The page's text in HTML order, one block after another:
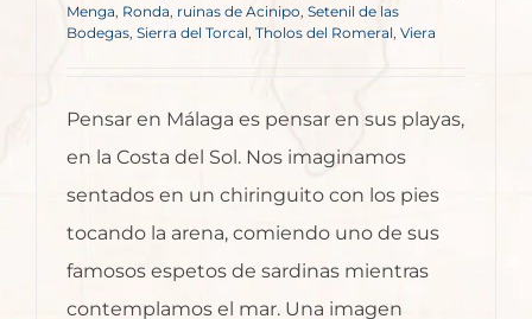
Menga Ronda ruinas de Acinipo, Setenil de las
Bodegas Sierra del Torcal Tholos del Romeral, Viera
Pensar en Málaga es pensar en sus playas,
en la Costa del Sol. Nos imaginamos
sentados en un chiringuito con los pies
tocando la arena, comiendo uno de sus
famosos espetos de sardinas mientras
contemplamos el mar. Una imagen